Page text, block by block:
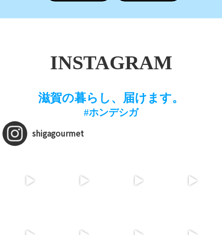
INSTAGRAM
滋賀の暮らし、届けます。
#ホンデシガ
shigagourmet